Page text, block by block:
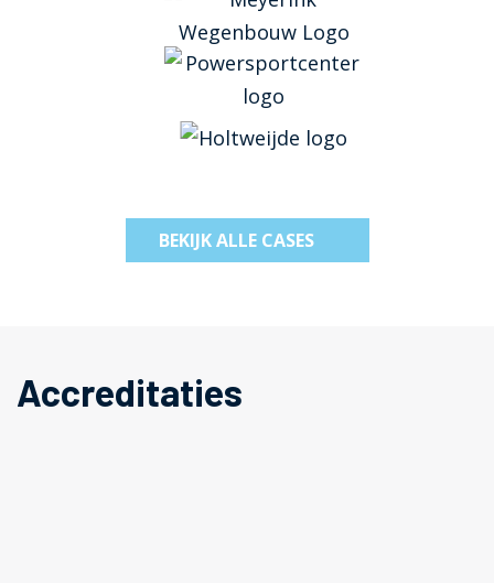
BEKIJK ALLE CASES
Accreditaties